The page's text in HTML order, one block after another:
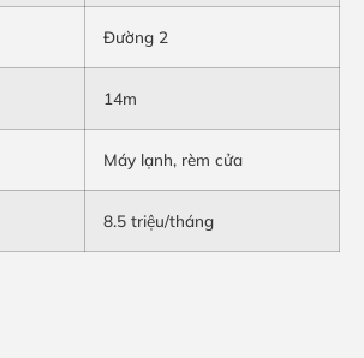
Đường 2
14m
Máy lạnh, rèm cửa
8.5 triệu/tháng